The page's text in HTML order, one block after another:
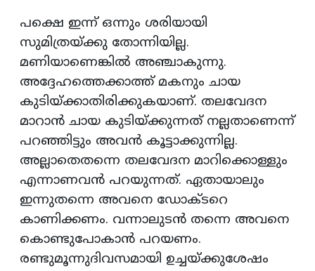
പക്ഷെ ഇന്ന് ഒന്നും ശരിയായി
സുമിത്രയ്ക്കു തോന്നിയില്ല.
മണിയാണെങ്കില്‍ അഞ്ചാകുന്നു.
അദ്ദേഹത്തെക്കാത്ത് മകനും ചായ
കുടിയ്ക്കാതിരിക്കുകയാണ്. തലവേദന
മാറാന്‍ ചായ കുടിയ്ക്കുന്നത് നല്ലതാണെന്ന്
പറഞ്ഞിട്ടും അവന്‍ കൂട്ടാക്കുന്നില്ല.
അല്ലാതെതന്നെ തലവേദന മാറിക്കൊള്ളും
എന്നാണവന്‍ പറയുന്നത്. ഏതായാലും
ഇന്നുതന്നെ അവനെ ഡോക്ടറെ
കാണിക്കണം. വന്നാലുടന്‍ തന്നെ അവനെ
കൊണ്ടുപോകാന്‍ പറയണം.
രണ്ടുമൂന്നുദിവസമായി ഉച്ചയ്ക്കുശേഷം